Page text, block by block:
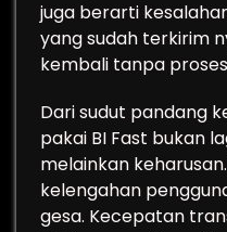
juga berarti
yang sudah terkirim
kembali tanpa
Dari sudut pandang
pakai BI Fast bukan
melainkan
kelengahan
gesa. Kecepatan